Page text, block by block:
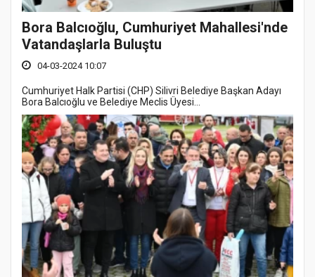
Bora Balcıoğlu, Cumhuriyet Mahallesi'nde
Vatandaşlarla Buluştu
04-03-2024 10:07
Cumhuriyet Halk Partisi (CHP) Silivri Belediye Başkan Adayı
Bora Balcıoğlu ve Belediye Meclis Üyesi...